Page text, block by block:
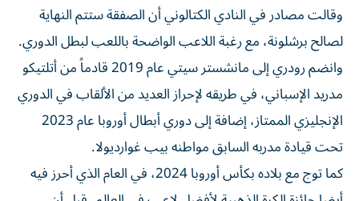
وقالت مصادر في النادي الكتالوني أن الصفقة ستتم النهاية
لصالح برشلونة، مع رغبة اللاعب الواضحة باللعب لبطل الدوري.
وانضم رودري إلى مانشستر سيتي عام 2019 قادماً من أتلتيكو
مدريد الإسباني، في طريقه لإحراز العديد من الألقاب في الدوري
الإنجليزي الممتاز، إضافة إلى دوري أبطال أوروبا عام 2023
تحت قيادة مدربه السابق مواطنه بيب غوارديولا.
كما توج مع بلاده بكأس أوروبا 2024، في العام الذي أحرز فيه